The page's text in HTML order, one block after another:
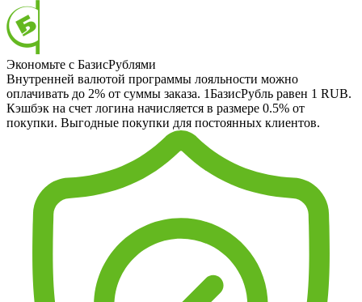
Экономьте с БазисРублями
Внутренней валютой программы лояльности можно
оплачивать до 2% от суммы заказа. 1БазисРубль равен 1 RUB.
Кэшбэк на счет логина начисляется в размере 0.5% от
покупки. Выгодные покупки для постоянных клиентов.